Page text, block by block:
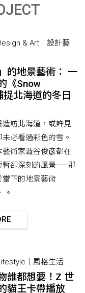
& Art｜設計藝
的地景藝術： 一
《Snow
北海道的冬日
訪北海道，或許見
必看過彩色的雪。
術家澁谷俊彦都在
暫卻深刻的風景——那
下的地景藝術
。
｜風格生活
誰都想要！Z 世
貓王卡帶播放